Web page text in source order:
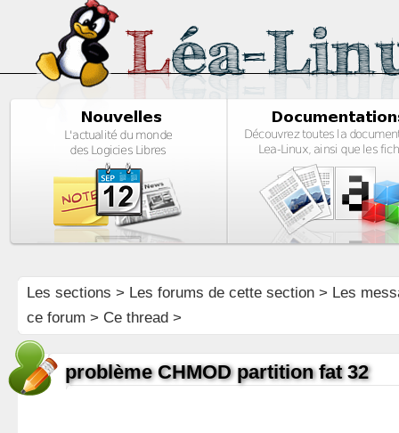
Les sections > Les forums de cette section> Les
ce forum > Ce thread >
problème CHMOD partition fat 32